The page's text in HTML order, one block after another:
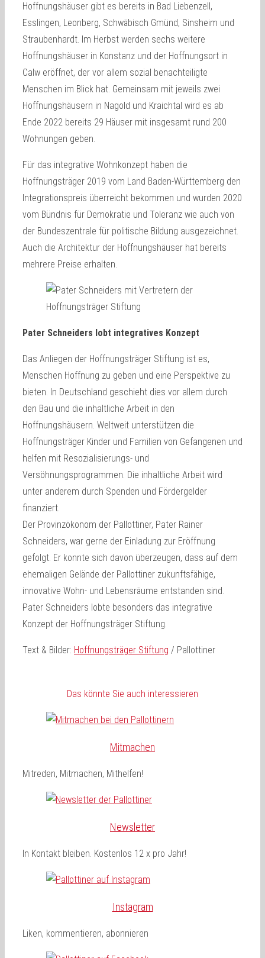
Hoffnungshäuser gibt es bereits in Bad Liebenzell,
Esslingen, Leonberg, Schwäbisch Gmünd, Sinsheim und
Straubenhardt. Im Herbst werden sechs weitere
Hoffnungshäuser in Konstanz und der Hoffnungsort in
Calw eröffnet, der vor allem sozial benachteiligte
Menschen im Blick hat. Gemeinsam mit jeweils zwei
Hoffnungshäusern in Nagold und Kraichtal wird es ab
Ende 2022 bereits 29 Häuser mit insgesamt rund 200
Wohnungen geben.
Für das integrative Wohnkonzept haben die
Hoffnungsträger 2019 vom Land Baden-Württemberg den
Integrationspreis überreicht bekommen und wurden 2020
vom Bündnis für Demokratie und Toleranz wie auch von
der Bundeszentrale für politische Bildung ausgezeichnet.
Auch die Architektur der Hoffnungshäuser hat bereits
mehrere Preise erhalten.
Pater Schneiders lobt integratives Konzept
Das Anliegen der Hoffnungsträger Stiftung ist es,
Menschen Hoffnung zu geben und eine Perspektive zu
bieten. In Deutschland geschieht dies vor allem durch
den Bau und die inhaltliche Arbeit in den
Hoffnungshäusern. Weltweit unterstützen die
Hoffnungsträger Kinder und Familien von Gefangenen und
helfen mit Resozialisierungs- und
Versöhnungsprogrammen. Die inhaltliche Arbeit wird
unter anderem durch Spenden und Fördergelder
finanziert.
Der Provinzökonom der Pallottiner, Pater Rainer
Schneiders, war gerne der Einladung zur Eröffnung
gefolgt. Er konnte sich davon überzeugen, dass auf dem
ehemaligen Gelände der Pallottiner zukunftsfähige,
innovative Wohn- und Lebensräume entstanden sind.
Pater Schneiders lobte besonders das integrative
Konzept der Hoffnungsträger Stiftung.
Text & Bilder: Hoffnungsträger Stiftung / Pallottiner
Das könnte Sie auch interessieren
Mitmachen
Mitreden, Mitmachen, Mithelfen!
Newsletter
In Kontakt bleiben. Kostenlos 12 x pro Jahr!
Instagram
Liken, kommentieren, abonnieren